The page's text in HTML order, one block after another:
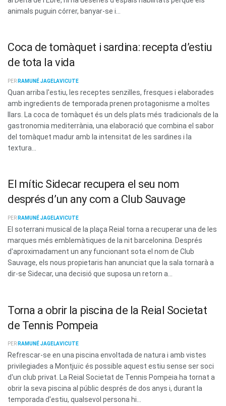
animals puguin córrer, banyar-se i...
Coca de tomàquet i sardina: recepta d’estiu
de tota la vida
PER RAMUNÉ JAGELAVICUTE
Quan arriba l'estiu, les receptes senzilles, fresques i elaborades
amb ingredients de temporada prenen protagonisme a moltes
llars. La coca de tomàquet és un dels plats més tradicionals de la
gastronomia mediterrània, una elaboració que combina el sabor
del tomàquet madur amb la intensitat de les sardines i la
textura...
El mític Sidecar recupera el seu nom
després d’un any com a Club Sauvage
PER RAMUNÉ JAGELAVICUTE
El soterrani musical de la plaça Reial torna a recuperar una de les
marques més emblemàtiques de la nit barcelonina. Després
d'aproximadament un any funcionant sota el nom de Club
Sauvage, els nous propietaris han anunciat que la sala tornarà a
dir-se Sidecar, una decisió que suposa un retorn a...
Torna a obrir la piscina de la Reial Societat
de Tennis Pompeia
PER RAMUNÉ JAGELAVICUTE
Refrescar-se en una piscina envoltada de natura i amb vistes
privilegiades a Montjuïc és possible aquest estiu sense ser soci
d'un club privat. La Reial Societat de Tennis Pompeia ha tornat a
obrir la seva piscina al públic després de dos anys i, durant la
temporada d'estiu, qualsevol persona hi...